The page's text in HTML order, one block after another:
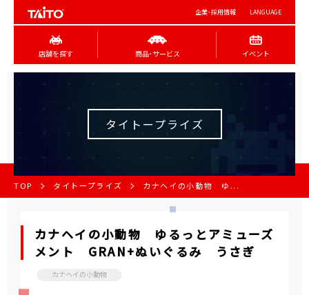
企業･採用情報 LANGUAGE
店舗を探す 商品･サービス イベント
タイトープライズ
TOP タイトープライズ カナヘイの小動物 ゆ...
カナヘイの小動物 ゆるっとアミューズ
メント GRAN+ぬいぐるみ うさぎ
カナヘイの小動物